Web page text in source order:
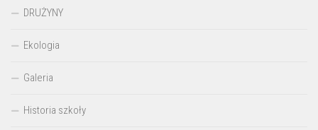
DRUŻYNY
Ekologia
Galeria
Historia szkoły